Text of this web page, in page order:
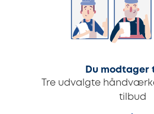
Du modtager
Tre udvalgte
tilbud